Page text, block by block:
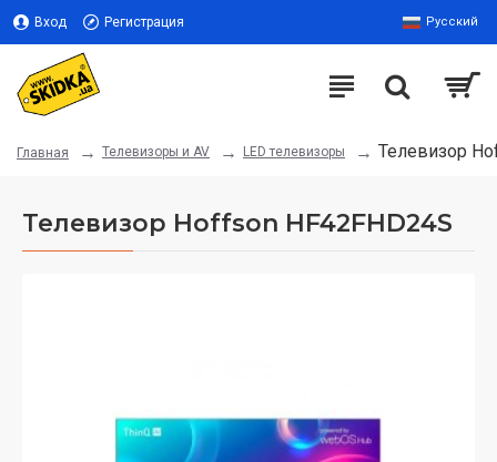
Вход Регистрация Русский
Главная Телевизоры и AV LED телевизоры Телевизор
Телевизор Hoffson HF42FHD24S